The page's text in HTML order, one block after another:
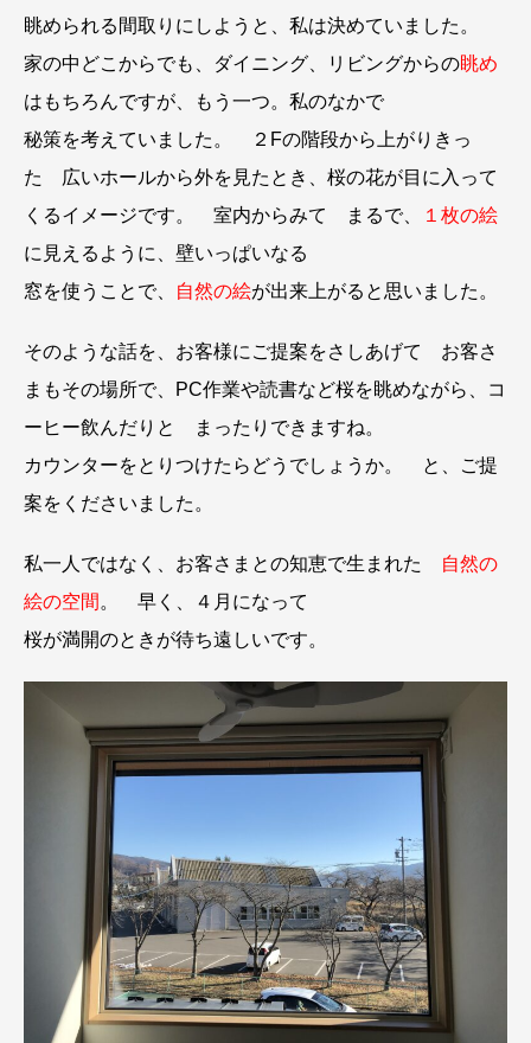
眺められる間取りにしようと、私は決めていました。
家の中どこからでも、ダイニング、リビングからの眺め
はもちろんですが、もう一つ。私のなかで
秘策を考えていました。 ２Fの階段から上がりきっ
た 広いホールから外を見たとき、桜の花が目に入って
くるイメージです。 室内からみて まるで、
１枚の絵
に見えるように、壁いっぱいなる
窓を使うことで、
自然の絵が出来上がると思いました。
そのような話を、お客様にご提案をさしあげて お客さ
まもその場所で、PC作業や読書など桜を眺めながら、コ
ーヒー飲んだりと まったりできますね。
カウンターをとりつけたらどうでしょうか。 と、ご提
案をくださいました。
私一人ではなく、お客さまとの知恵で生まれた
自然の
絵の空間 。 早く、４月になって
桜が満開のときが待ち遠しいです。